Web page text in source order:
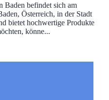
Baden befindet sich am
Österreich, in der Stadt
bietet hochwertige Produkte
könne...